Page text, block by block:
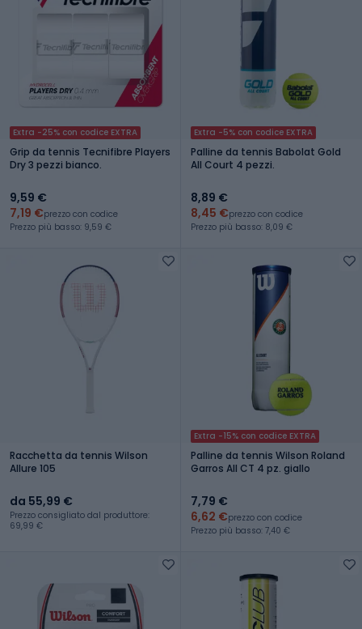
Extra -25% con codice EXTRA
Grip da tennis Tecnifibre Players
Dry 3 pezzi bianco.
9,59 €
7,19 €prezzo con codice
Prezzo più basso: 9,59 €
Extra -5% con codice EXTRA
Palline da tennis Babolat Gold
All Court 4 pezzi.
8,89 €
8,45 €prezzo con codice
Prezzo più basso: 8,09 €
Racchetta da tennis Wilson
Allure 105
da 55,99 €
Prezzo consigliato dal produttore:
69,99 €
Extra -15% con codice EXTRA
Palline da tennis Wilson Roland
Garros All CT 4 pz. giallo
7,79 €
6,62 €prezzo con codice
Prezzo più basso: 7,40 €